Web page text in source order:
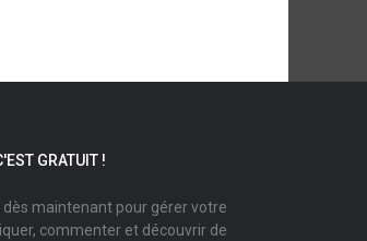
GRATUIT !
maintenant pour gérer votre
commenter et découvrir de